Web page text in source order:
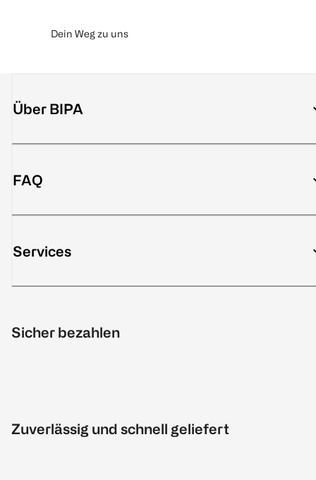
Dein Weg zu uns
Über BIPA
FAQ
Services
Sicher bezahlen
Zuverlässig und schnell geliefert